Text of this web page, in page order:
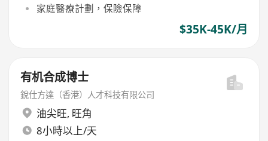
家庭醫療計劃，保險保障
$35K-45K/月
有机合成博士
銳仕方達（香港）人才科技有限公司
油尖旺, 旺角
8小時以上/天